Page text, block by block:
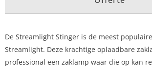
De Streamlight Stinger is de meest
Streamlight. Deze krachtige oplaadbare
professional een zaklamp waar die op kan